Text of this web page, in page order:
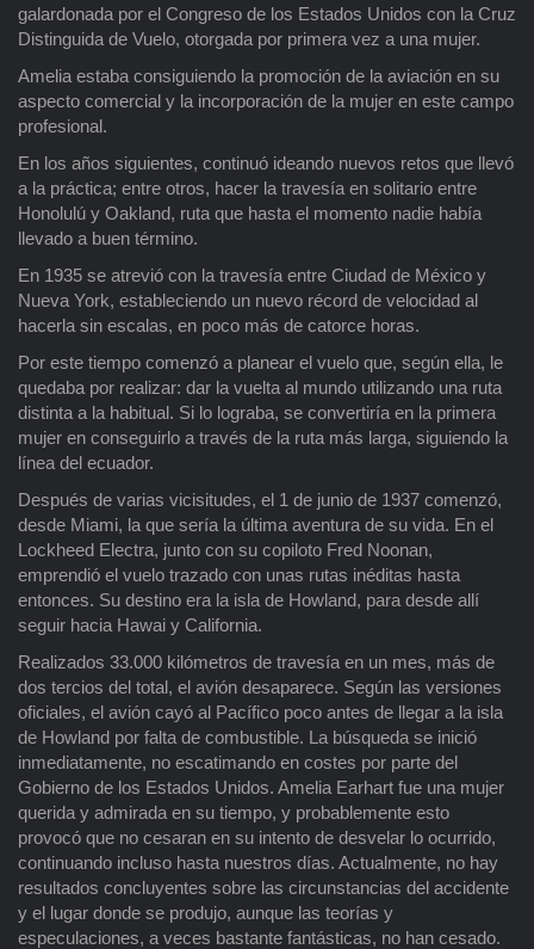
galardonada por el Congreso de los Estados Unidos con la Cruz
Distinguida de Vuelo, otorgada por primera vez a una mujer.
Amelia estaba consiguiendo la promoción de la aviación en su
aspecto comercial y la incorporación de la mujer en este campo
profesional.
En los años siguientes, continuó ideando nuevos retos que llevó
a la práctica; entre otros, hacer la travesía en solitario entre
Honolulú y Oakland, ruta que hasta el momento nadie había
llevado a buen término.
En 1935 se atrevió con la travesía entre Ciudad de México y
Nueva York, estableciendo un nuevo récord de velocidad al
hacerla sin escalas, en poco más de catorce horas.
Por este tiempo comenzó a planear el vuelo que, según ella, le
quedaba por realizar: dar la vuelta al mundo utilizando una ruta
distinta a la habitual. Si lo lograba, se convertiría en la primera
mujer en conseguirlo a través de la ruta más larga, siguiendo la
línea del ecuador.
Después de varias vicisitudes, el 1 de junio de 1937 comenzó,
desde Miami, la que sería la última aventura de su vida. En el
Lockheed Electra, junto con su copiloto Fred Noonan,
emprendió el vuelo trazado con unas rutas inéditas hasta
entonces. Su destino era la isla de Howland, para desde allí
seguir hacia Hawai y California.
Realizados 33.000 kilómetros de travesía en un mes, más de
dos tercios del total, el avión desaparece. Según las versiones
oficiales, el avión cayó al Pacífico poco antes de llegar a la isla
de Howland por falta de combustible. La búsqueda se inició
inmediatamente, no escatimando en costes por parte del
Gobierno de los Estados Unidos. Amelia Earhart fue una mujer
querida y admirada en su tiempo, y probablemente esto
provocó que no cesaran en su intento de desvelar lo ocurrido,
continuando incluso hasta nuestros días. Actualmente, no hay
resultados concluyentes sobre las circunstancias del accidente
y el lugar donde se produjo, aunque las teorías y
especulaciones, a veces bastante fantásticas, no han cesado.